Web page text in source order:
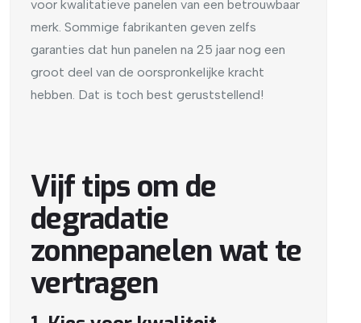
voor kwalitatieve panelen van een betrouwbaar
merk. Sommige fabrikanten geven zelfs
garanties dat hun panelen na 25 jaar nog een
groot deel van de oorspronkelijke kracht
hebben. Dat is toch best geruststellend!
Vijf tips om de
degradatie
zonnepanelen wat te
vertragen